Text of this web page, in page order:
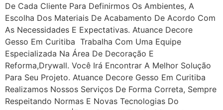
De Cada Cliente Para Definirmos Os Ambientes, A
Escolha Dos Materiais De Acabamento De Acordo Com
As Necessidades E Expectativas. Atuance Decore
Gesso Em Curitiba Trabalha Com Uma Equipe
Especializada Na Área De Decoração E
Reforma,drywall. Você Irá Encontrar A Melhor Solução
Para Seu Projeto. Atuance Decore Gesso Em Curitiba
Realizamos Nossos Serviços De Forma Correta, Sempre
Respeitando Normas E Novas Tecnologias Do